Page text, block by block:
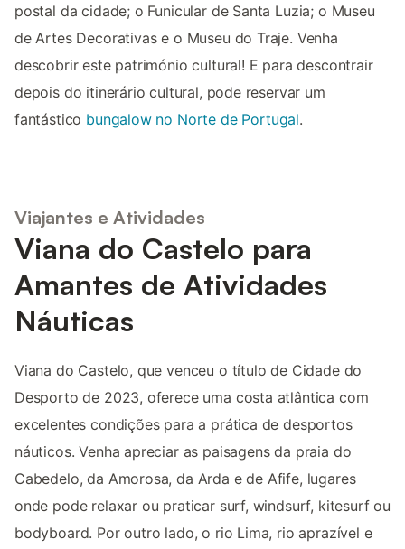
postal da cidade; o Funicular de Santa Luzia; o Museu
de Artes Decorativas e o Museu do Traje. Venha
descobrir este património cultural! E para descontrair
depois do itinerário cultural, pode reservar um
fantástico bungalow no Norte de Portugal.
Viajantes e Atividades
Viana do Castelo para
Amantes de Atividades
Náuticas
Viana do Castelo, que venceu o título de Cidade do
Desporto de 2023, oferece uma costa atlântica com
excelentes condições para a prática de desportos
náuticos. Venha apreciar as paisagens da praia do
Cabedelo, da Amorosa, da Arda e de Afife, lugares
onde pode relaxar ou praticar surf, windsurf, kitesurf ou
bodyboard. Por outro lado, o rio Lima, rio aprazível e